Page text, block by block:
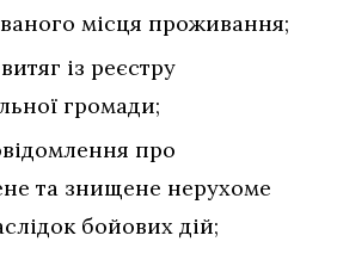
місця проживання;
із реєстру
громади;
про
та знищене нерухоме
бойових дій;